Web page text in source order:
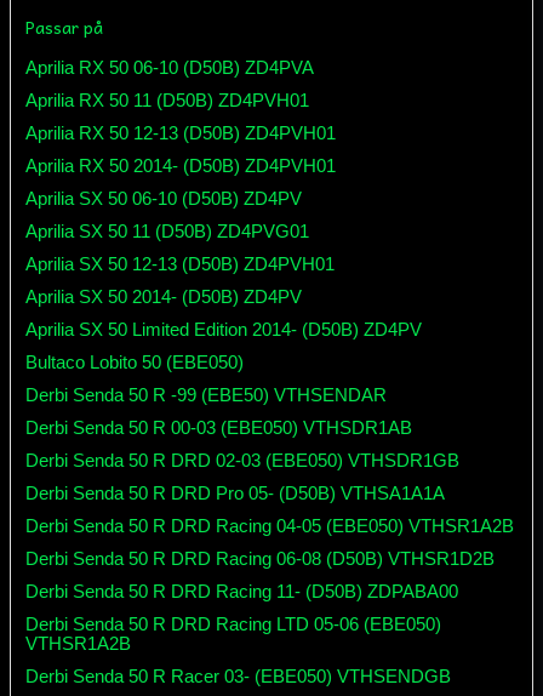
Passar på
Aprilia RX 50 06-10 (D50B) ZD4PVA
Aprilia RX 50 11 (D50B) ZD4PVH01
Aprilia RX 50 12-13 (D50B) ZD4PVH01
Aprilia RX 50 2014- (D50B) ZD4PVH01
Aprilia SX 50 06-10 (D50B) ZD4PV
Aprilia SX 50 11 (D50B) ZD4PVG01
Aprilia SX 50 12-13 (D50B) ZD4PVH01
Aprilia SX 50 2014- (D50B) ZD4PV
Aprilia SX 50 Limited Edition 2014- (D50B) ZD4PV
Bultaco Lobito 50 (EBE050)
Derbi Senda 50 R -99 (EBE50) VTHSENDAR
Derbi Senda 50 R 00-03 (EBE050) VTHSDR1AB
Derbi Senda 50 R DRD 02-03 (EBE050) VTHSDR1GB
Derbi Senda 50 R DRD Pro 05- (D50B) VTHSA1A1A
Derbi Senda 50 R DRD Racing 04-05 (EBE050) VTHSR1A2B
Derbi Senda 50 R DRD Racing 06-08 (D50B) VTHSR1D2B
Derbi Senda 50 R DRD Racing 11- (D50B) ZDPABA00
Derbi Senda 50 R DRD Racing LTD 05-06 (EBE050)
VTHSR1A2B
Derbi Senda 50 R Racer 03- (EBE050) VTHSENDGB